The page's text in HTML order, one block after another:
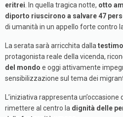
eritrei . In quella tragica notte, otto
diporto riuscirono a salvare 47
di umanità in un appello forte contro
La serata sarà arricchita dalla
protagonista reale della vicenda,
del mondo e oggi attivamente
sensibilizzazione sul tema dei
L’iniziativa rappresenta
rimettere al centro la dignità delle